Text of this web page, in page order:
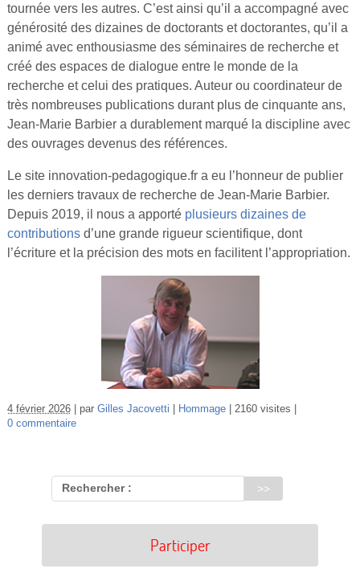
tournée vers les autres. C’est ainsi qu’il a accompagné avec
générosité des dizaines de doctorants et doctorantes, qu’il a
animé avec enthousiasme des séminaires de recherche et
créé des espaces de dialogue entre le monde de la
recherche et celui des pratiques. Auteur ou coordinateur de
très nombreuses publications durant plus de cinquante ans,
Jean-Marie Barbier a durablement marqué la discipline avec
des ouvrages devenus des références.
Le site innovation-pedagogique.fr a eu l’honneur de publier
les derniers travaux de recherche de Jean-Marie Barbier.
Depuis 2019, il nous a apporté plusieurs dizaines de
contributionsd’une grande rigueur scientifique, dont
l’écriture et la précision des mots en facilitent l’appropriation.
4 février 2026 par Gilles Jacovetti Hommage
2160 visites
0 commentaire
Rechercher :
Participer